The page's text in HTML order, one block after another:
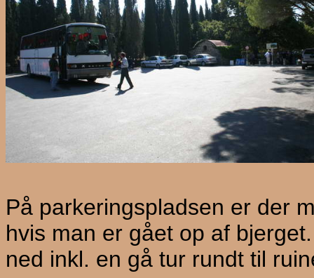
På parkeringspladsen er der
hvis man er gået op af
ned inkl. en gå tur rundt til